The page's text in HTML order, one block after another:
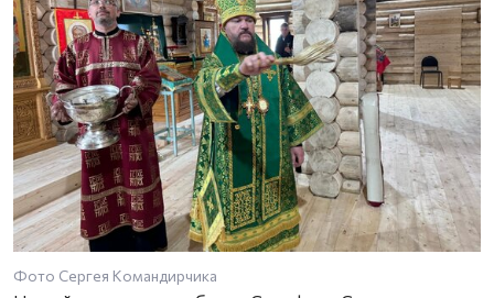
Фото Сергея Командирчика